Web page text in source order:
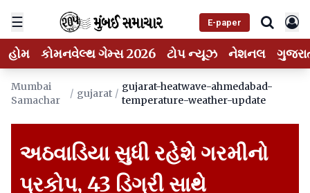
☰ E-paper
હોમ કોમનવેલ્થ ગેમ્સ 2026 ટોપ ન્યૂઝ નેશનલ
Mumbai
Samachar
/ gujarat /
gujarat-heatwave-ahmedabad-
temperature-weather-update
અઠવાડિયા સુધી રહેશે ગરમીનો
પ્રકોપ, 43 ડિગ્રી સાથે